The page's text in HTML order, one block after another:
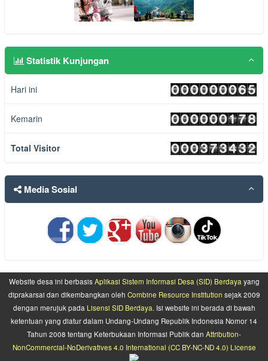
selengkapnya
29 Mei 2018 07:35:52 WIB
baca selengkapnya
Mantab.......baca selengkapnya
kolib
terimakasih atas masukan yang sangat membangun. pe...baca
selengkapnya
07 Februari 2018 05:12:24 WIB
Mestinya kalau akan mengembangkan seni adalah kese...baca
selengkapnya
Statistik Kunjungan
Hari ini
Kemarin
Total Visitor
Media Sosial
Website desa ini berbasisAplikasi Sistem Informasi Desa (SID) Berdaya yang
diprakarsai dan dikembangkan oleh Combine Resource Institution sejak 2009
dengan merujuk pada Lisensi SID Berdaya. Isi website ini berada di bawah
ketentuan yang diatur dalam Undang-Undang Republik Indonesia Nomor 14
Tahun 2008 tentang Keterbukaan Informasi Publik dan Attribution-
NonCommercial-NoDerivatives 4.0 International (CC BY-NC-ND 4.0) License